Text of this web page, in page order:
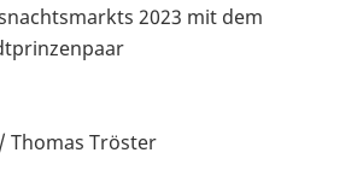
2023 mit dem
Thomas Tröster